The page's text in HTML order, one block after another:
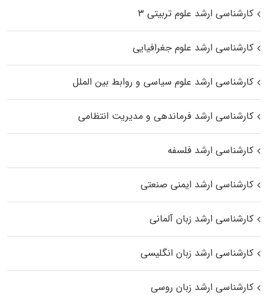
کارشناسی ارشد علوم تربیتی ۳
کارشناسی ارشد علوم جغرافیایی
کارشناسی ارشد علوم سیاسی و روابط بین الملل
کارشناسی ارشد فرماندهی و مدیریت انتظامی
کارشناسی ارشد فلسفه
کارشناسی ارشد ایمنی صنعتی
کارشناسی ارشد زبان آلمانی
کارشناسی ارشد زبان انگلیسی
کارشناسی ارشد زبان روسی